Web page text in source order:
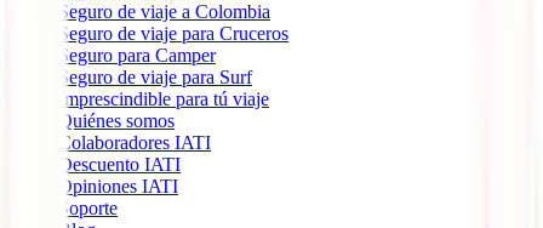
Seguro de viaje a Colombia
Seguro de viaje para Cruceros
Seguro para Camper
Seguro de viaje para Surf
Imprescindible para tú viaje
Quiénes somos
Colaboradores IATI
Descuento IATI
Opiniones IATI
Soporte